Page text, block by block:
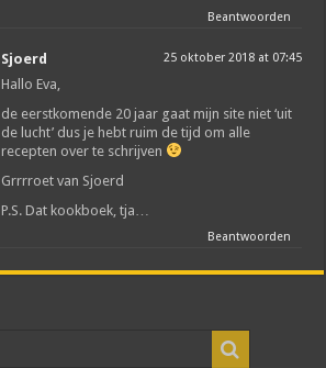
Beantwoorden
Sjoerd 25 oktober 2018 at 07:45
Hallo Eva,
de eerstkomende 20 jaar gaat mijn site niet ‘uit
de lucht’ dus je hebt ruim de tijd om alle
recepten over te schrijven
Grrrroet van Sjoerd
P.S. Dat kookboek, tja…
Beantwoorden